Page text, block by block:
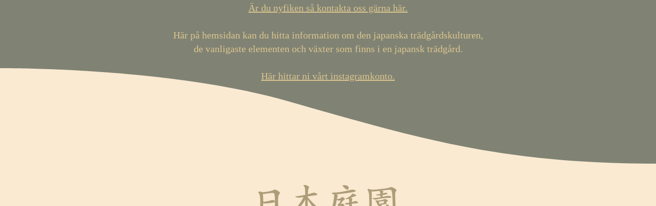
Är du nyfiken så kontakta oss gärna här.
Här på hemsidan kan du hitta information om den japanska trädgårdskulturen,
de vanligaste elementen och växter som finns i en japansk trädgård.
Här hittar ni vårt instagramkonto.